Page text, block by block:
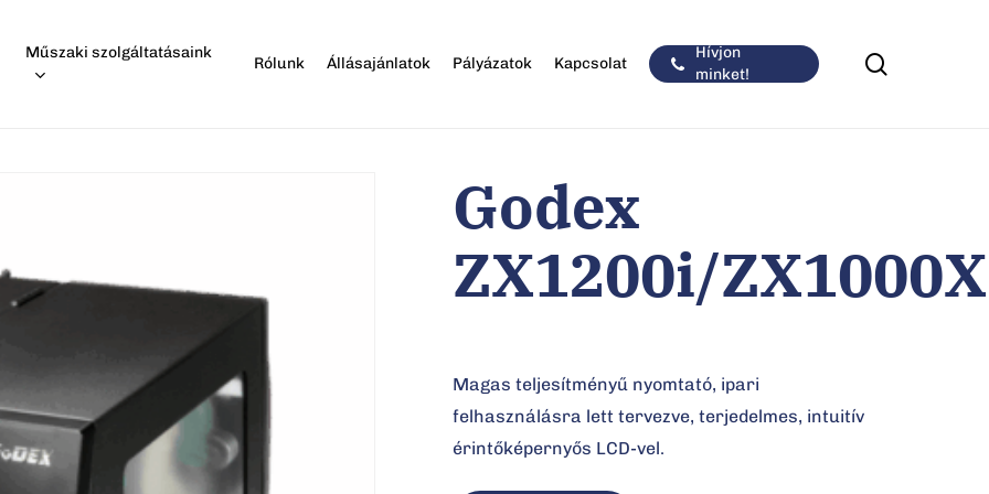
Műszaki szolgáltatásaink
Rólunk Állásajánlatok Pályázatok Kapcsolat
Hívjon
minket!
Godex
ZX1200i/
Magas teljesítményű nyomtató, ipari
felhasználásra lett tervezve, terjedelmes, intuitív
érintőképernyős LCD-vel.